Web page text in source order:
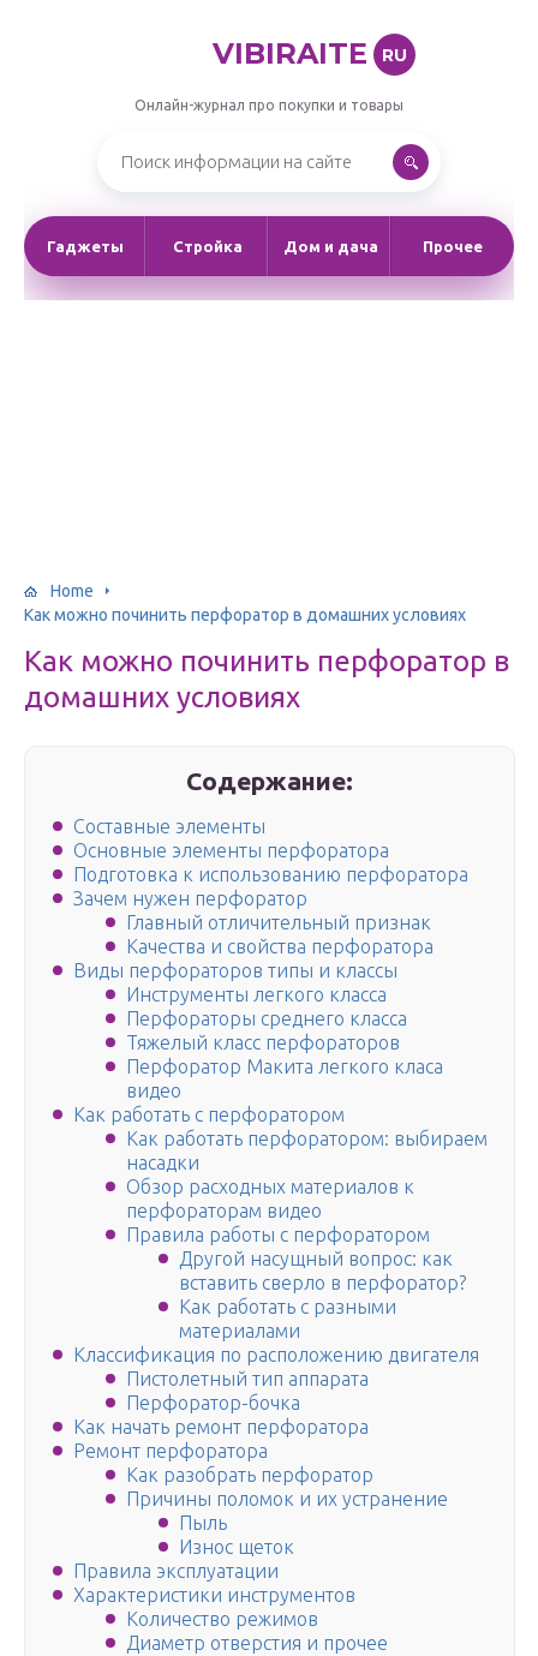
VIBIRAITE RU
Онлайн-журнал про покупки и товары
Гаджеты Стройка Дом и дача Прочее
Home
Как можно починить перфоратор в домашних условиях
Как можно починить перфоратор в
домашних условиях
Содержание:
Составные элементы
Основные элементы перфоратора
Подготовка к использованию перфоратора
Зачем нужен перфоратор
Главный отличительный признак
Качества и свойства перфоратора
Виды перфораторов типы и классы
Инструменты легкого класса
Перфораторы среднего класса
Тяжелый класс перфораторов
Перфоратор Макита легкого класа
видео
Как работать с перфоратором
Как работать перфоратором: выбираем
насадки
Обзор расходных материалов к
перфораторам видео
Правила работы с перфоратором
Другой насущный вопрос: как
вставить сверло в перфоратор?
Как работать с разными
материалами
Классификация по расположению двигателя
Пистолетный тип аппарата
Перфоратор-бочка
Как начать ремонт перфоратора
Ремонт перфоратора
Как разобрать перфоратор
Причины поломок и их устранение
Пыль
Износ щеток
Правила эксплуатации
Характеристики инструментов
Количество режимов
Диаметр отверстия и прочее